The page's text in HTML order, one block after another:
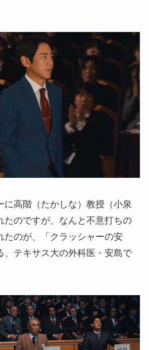
に高階（たかしな）教授（小泉
たのですが、なんと不意打ちの
たのが、「クラッシャーの安
、テキサス大の外科医・安島で